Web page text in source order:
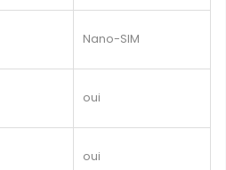
Nano-SIM
oui
oui